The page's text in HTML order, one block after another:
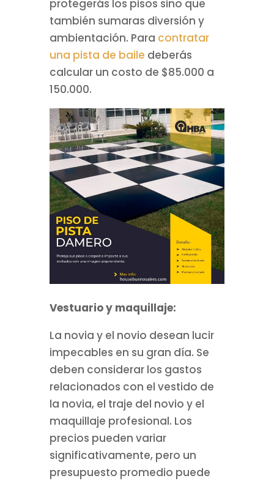
protegerás los pisos sino que
también sumaras diversión y
ambientación. Para contratar
una pista de baile deberás
calcular un costo de $85.000 a
150.000.
Vestuario y maquillaje:
La novia y el novio desean lucir
impecables en su gran día. Se
deben considerar los gastos
relacionados con el vestido de
la novia, el traje del novio y el
maquillaje profesional. Los
precios pueden variar
significativamente, pero un
presupuesto promedio puede